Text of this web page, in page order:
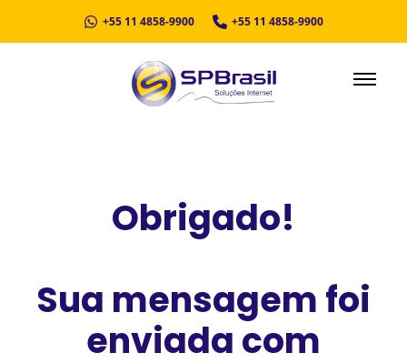
+55 11 4858-9900 +55 11 4858-9900
Obrigado!
Sua mensagem foi
enviada com